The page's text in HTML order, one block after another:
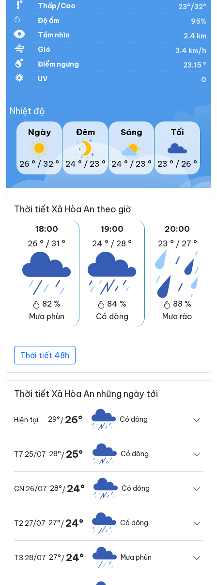
Thấp/Cao
23°/32°
Độ ẩm
95%
Tầm nhìn
2.4 km
Gió
3.4 km/h
Điểm ngưng
23.15 °
UV
0
Nhiệt độ
Ngày
26 ° / 32 °
Đêm
24 ° / 23 °
Sáng
24 ° / 23 °
Tối
23 ° / 26 °
Thời tiết Xã Hòa An theo giờ
18:00
26 ° / 31 °
82 %
Mưa phùn
19:00
24 ° / 28 °
84 %
Có dông
20:00
23 ° / 27 °
88 %
Mưa rào
Thời tiết 48h
Thời tiết Xã Hòa An những ngày tới
Hiện tại 29°/ 26° Có dông
T7 25/07 28°/ 25° Có dông
CN 26/07 28°/ 24° Có dông
T2 27/07 27°/ 24° Có dông
T3 28/07 27°/ 24° Mưa phùn